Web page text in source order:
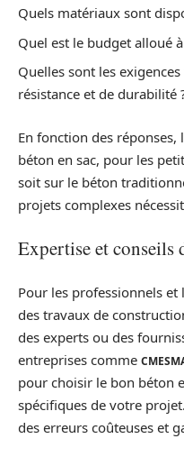
Quels matériaux sont
Quel est le budget alloué
Quelles sont les
résistance et de durabilité
En fonction des
béton en sac, pour les
soit sur le béton
projets complexes
Expertise et conseils
Pour les professionnels
des travaux de
des experts ou des
entreprises comme
pour choisir le bon béton
spécifiques de votre
des erreurs coûteuses et